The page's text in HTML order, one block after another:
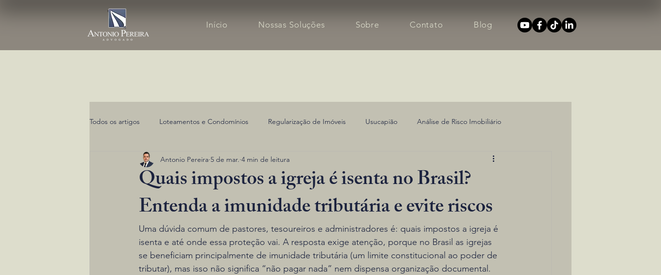
Início Nossas Soluções Sobre Contato Blog
Todos os artigos Loteamentos e Condomínios Regularização de Imóveis Usucapião Análise de Risco Imobiliário
Quais impostos a igreja é isenta no Brasil?
Entenda a imunidade tributária e evite riscos
Antonio Pereira 5 de mar. 4 min de leitura
Uma dúvida comum de pastores, tesoureiros e administradores é: quais impostos a igreja é
isenta e até onde essa proteção vai. A resposta exige atenção, porque no Brasil as igrejas
se beneficiam principalmente de imunidade tributária (um limite constitucional ao poder de
tributar), mas isso não significa “não pagar nada” nem dispensa organização documental.